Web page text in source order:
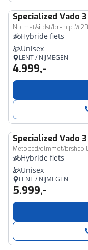
Specialized Vado
Nblmet/sildst/brshcp M
Hybride fiets
Unisex
LENT / NIJMEGEN
4.999,-
Specialized Vado
Metobsd/dlmmet/brshcp
Hybride fiets
Unisex
LENT / NIJMEGEN
5.999,-